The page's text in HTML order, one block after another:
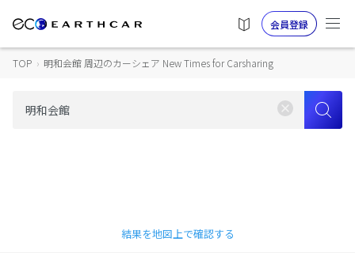
会員登録
TOP › 明和会館 周辺のカーシェア New Times for Carsharing
結果を地図上で確認する